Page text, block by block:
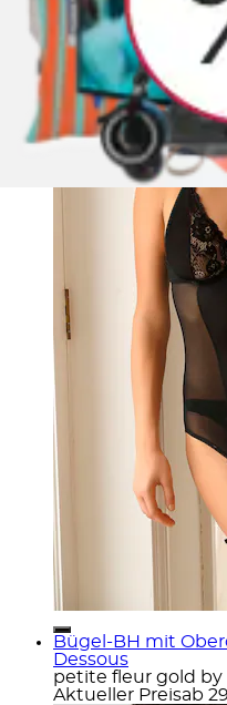
Set: Corsage mit
sexy Dessous,
petite fleur gold by
Aktueller Preis
ab
Bügel-BH mit
Dessous
petite fleur gold by
Aktueller Preisab